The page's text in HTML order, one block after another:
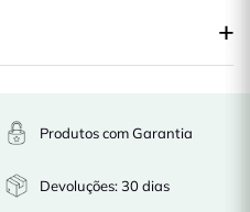
Produtos com Garantia
Devoluções: 30 dias